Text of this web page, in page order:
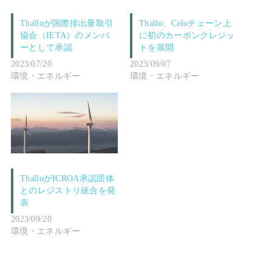
Thalloが国際排出量取引
協会（IETA）のメンバ
ーとして承認
2023/07/20
環境・エネルギー
Thallo、Celoチェーン上
に初のカーボンクレジッ
トを展開
2023/09/07
環境・エネルギー
ThalloがICROA承認団体
とのレジストリ統合を発
表
2023/09/20
環境・エネルギー